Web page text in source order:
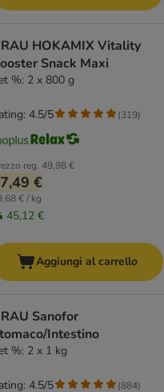
HOKAMIX Vitality
Snack Maxi
%: 2 x 800 g
reg. 49,98 €
€
€ / kg
45,12 €
4.5/5 (319)
Aggiungi al carrello
Sanofor
Intestino
%: 2 x 1 kg
4.5/5 (884)